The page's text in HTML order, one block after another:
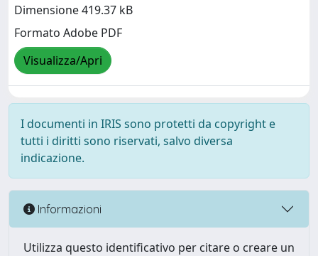
Dimensione 419.37 kB
Formato Adobe PDF
Visualizza/Apri
I documenti in IRIS sono protetti da copyright e
tutti i diritti sono riservati, salvo diversa
indicazione.
Informazioni
Utilizza questo identificativo per citare o creare un